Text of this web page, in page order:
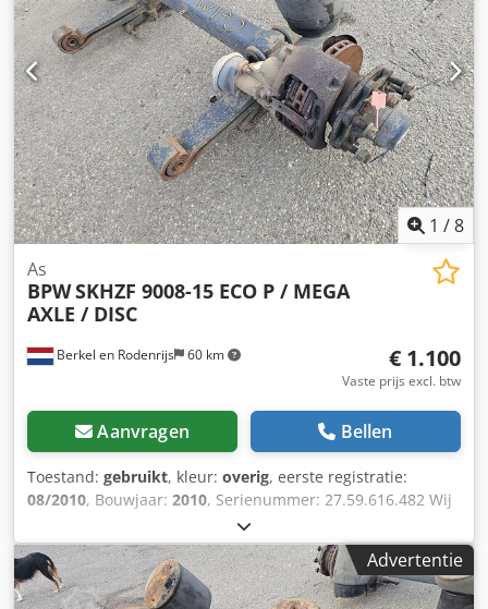
1 /8
Berkel en Rodenrijs 60 km
As
BPWSKHZF 9008-15 ECO P / MEGA
AXLE / DISC
€ 1.100
Vaste prijs excl. btw
Aanvragen Bellen
Toestand: gebruikt, kleur: overig, eerste registratie:
08/2010, Bouwjaar: 2010, Serienummer: 27.59.616.482 Wij
hebben meer dan 100 assen op voorraad. Codpfozrr Uhsx
Abfeha Neem contact met ons op als u niet kunt vinden
wat u zoekt.
Advertentie